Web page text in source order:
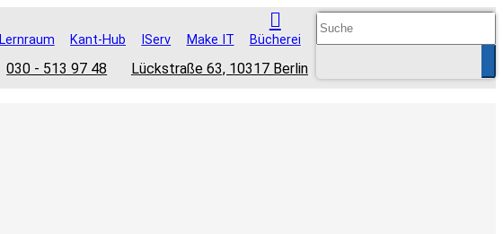
Lernraum Kant-Hub IServ Make IT Bücherei
030 - 513 97 48 Lückstraße 63, 10317 Berlin